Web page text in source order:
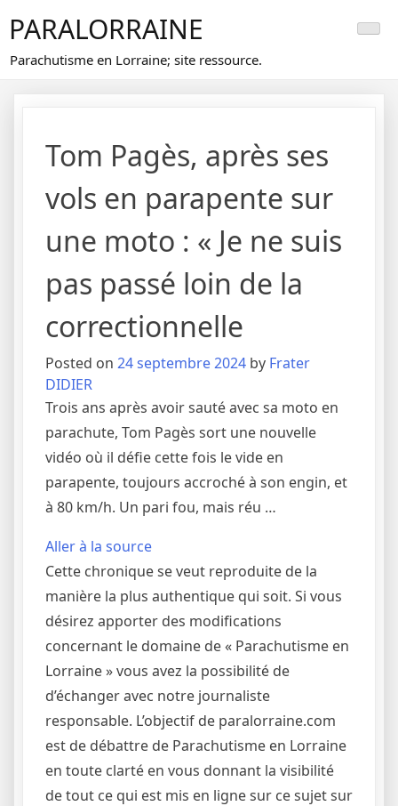
content
PARALORRAINE
Parachutisme en Lorraine; site ressource.
Tom Pagès, après ses
vols en parapente sur
une moto : « Je ne suis
pas passé loin de la
correctionnelle
Posted on 24 septembre 2024 by Frater
DIDIER
Trois ans après avoir sauté avec sa moto en
parachute, Tom Pagès sort une nouvelle
vidéo où il défie cette fois le vide en
parapente, toujours accroché à son engin, et
à 80 km/h. Un pari fou, mais réu …
Aller à la source
Cette chronique se veut reproduite de la
manière la plus authentique qui soit. Si vous
désirez apporter des modifications
concernant le domaine de « Parachutisme en
Lorraine » vous avez la possibilité de
d’échanger avec notre journaliste
responsable. L’objectif de paralorraine.com
est de débattre de Parachutisme en Lorraine
en toute clarté en vous donnant la visibilité
de tout ce qui est mis en ligne sur ce sujet sur